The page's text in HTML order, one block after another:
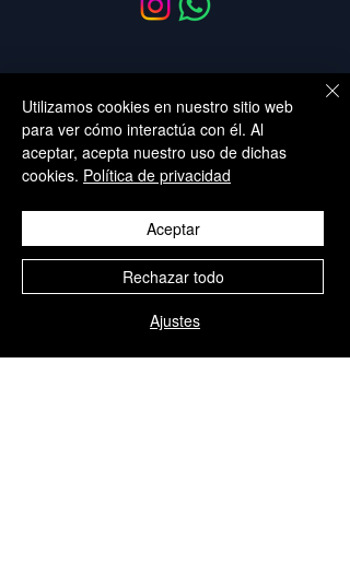
ATENCIÓN AL CLIENTE
+34 650 810 249
sales@aesthisave.com
Lunes - Viernes
09:00h - 13:00h
CORPORATIVA
AESTHISAVE SPAIN S.L
CIF: B10896686
Distribuidor médico
Utilizamos cookies en nuestro sitio web
para ver cómo interactúa con él. Al
aceptar, acepta nuestro uso de dichas
cookies. Política de privacidad
Ajustes
Rechazar todo
Aceptar